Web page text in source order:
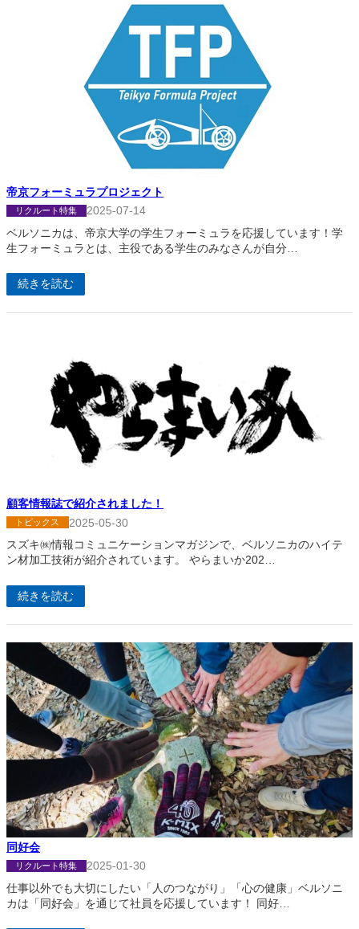
帝京フォーミュラプロジェクト
リクルート特集
2025-07-14
ベルソニカは、帝京大学の学生フォーミュラを応援しています！学
生フォーミュラとは、主役である学生のみなさんが自分…
続きを読む
顧客情報誌で紹介されました！
トピックス
2025-05-30
スズキ㈱情報コミュニケーションマガジンで、ベルソニカのハイテ
ン材加工技術が紹介されています。 やらまいか202…
続きを読む
同好会
リクルート特集
2025-01-30
仕事以外でも大切にしたい「人のつながり」「心の健康」ベルソニ
カは「同好会」を通じて社員を応援しています！ 同好…